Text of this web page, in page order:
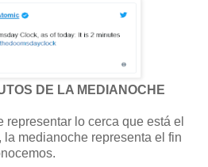
DE LA MEDIANOCHE
representar lo cerca que está el
medianoche representa el fin